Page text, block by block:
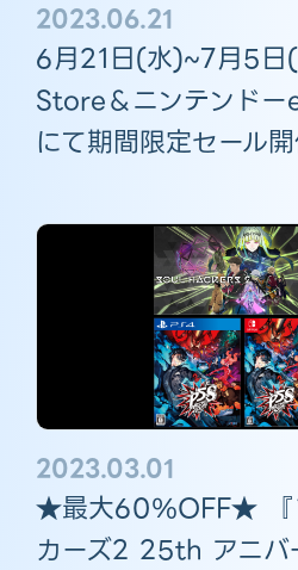
2023.06.21
6月21日(水)~7月5日
Store＆ニンテンドー
にて期間限定セール開
2023.03.01
★最大60％OFF★ 『
カーズ2 25th アニバ